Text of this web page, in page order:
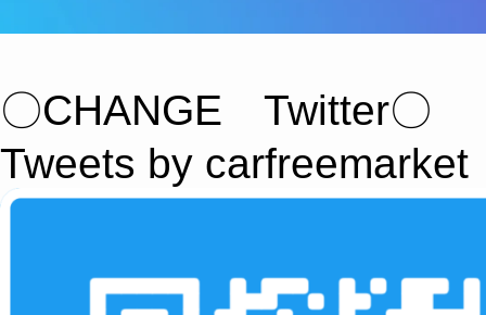
〇CHANGE Twitter〇
Tweets by carfreemarket